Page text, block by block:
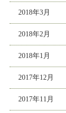
2018年3月
2018年2月
2018年1月
2017年12月
2017年11月